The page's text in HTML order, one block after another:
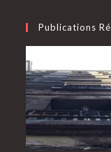
Publications